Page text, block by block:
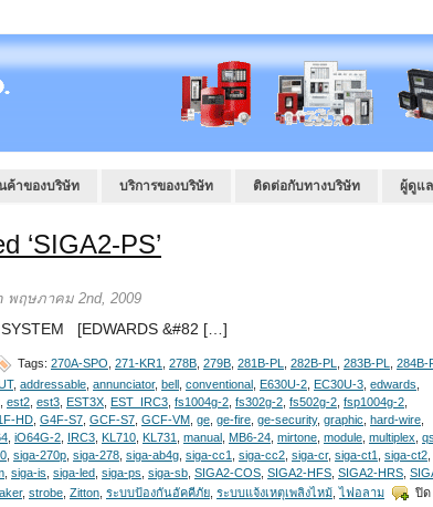
ค้าของบริษัท บริการของบริษัท ติดต่อกับทางบริษัท ผู้ดูแ
‘SIGA2-PS’
พฤษภาคม 2nd, 2009
[EDWARDS &#82 […]
Tags: 270A-SPO 271-KR1 278B 279B 281B-PL 282B-PL 283B-PL 284B-
, addressable annunciator, bell conventional E630U-2 EC30U-3 edwards
est2 est3 EST3X EST_IRC3 fs1004g-2 fs302g-2 fs502g-2 fsp1004g-2
HD G4F-S7 GCF-S7 GCF-VM ge ge-fire ge-security, graphic hard-wire
iO64G-2 IRC3 KL710 KL731 manual MB6-24 mirtone module multiplex
siga-270p siga-278 siga-ab4g siga-cc1 siga-cc2 siga-cr, siga-ct1 siga-ct2
siga-is siga-led siga-ps siga-sb SIGA2-COS SIGA2-HFS SIGA2-HRS
, strobe Zitton ระบบป้องกันอัคคีภัย ระบบแจ้งเหตุเพลิงไหม้ ,ไฟอลาม
ปิด